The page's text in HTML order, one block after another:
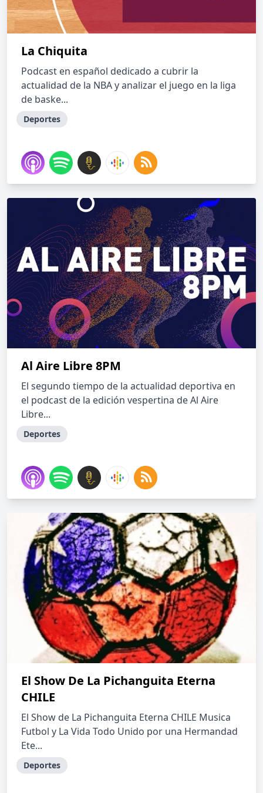
La Chiquita
Podcast en español dedicado a cubrir la
actualidad de la NBA y analizar el juego en la liga
de baske...
Deportes
Al Aire Libre 8PM
El segundo tiempo de la actualidad deportiva en
el podcast de la edición vespertina de Al Aire
Libre...
Deportes
El Show De La Pichanguita Eterna
CHILE
El Show de La Pichanguita Eterna CHILE Musica
Futbol y La Vida Todo Unido por una Hermandad
Ete...
Deportes